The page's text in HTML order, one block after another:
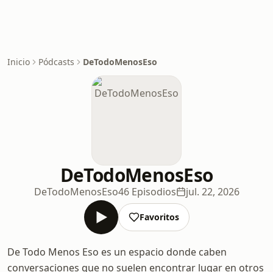
Inicio Pódcasts DeTodoMenosEso
DeTodoMenosEso
DeTodoMenosEso46 Episodios jul. 22, 2026
Favoritos
De Todo Menos Eso es un espacio donde caben
conversaciones que no suelen encontrar lugar en otros